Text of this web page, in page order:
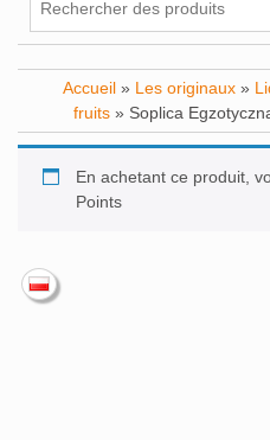
Accueil » Les originaux »
fruits » Soplica
En achetant ce produit,
Points